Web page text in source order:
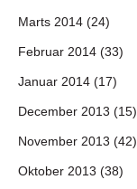
Marts 2014 (24)
Februar 2014 (33)
Januar 2014 (17)
December 2013 (15)
November 2013 (42)
Oktober 2013 (38)